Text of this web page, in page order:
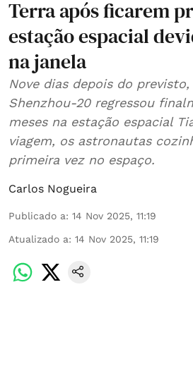
Terra após ficarem
estação espacial
na janela
Nove dias depois do
Shenzhou-20 regressou
meses na estação espacial
viagem, os astronautas
primeira vez no espaço.
Carlos Nogueira
Publicado a: 14 Nov 2025, 11:19
Atualizado a: 14 Nov 2025, 11:19